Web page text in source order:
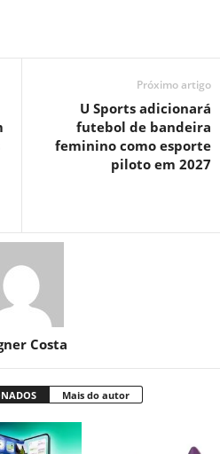
Próximo artigo
U Sports adicionará
futebol de bandeira
feminino como esporte
piloto em 2027
Costa
Mais do autor